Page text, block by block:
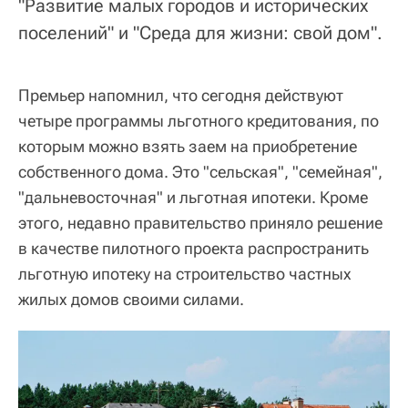
"Развитие малых городов и исторических
поселений" и "Среда для жизни: свой дом".
Премьер напомнил, что сегодня действуют
четыре программы льготного кредитования, по
которым можно взять заем на приобретение
собственного дома. Это "сельская", "семейная",
"дальневосточная" и льготная ипотеки. Кроме
этого, недавно правительство приняло решение
в качестве пилотного проекта распространить
льготную ипотеку на строительство частных
жилых домов своими силами.